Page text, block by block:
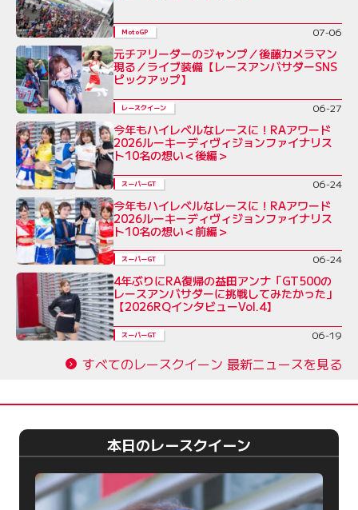
MotoGP 07-06
元チアリーダーのジャンプ／後藤カメラマン
現る／ライブ装備【レースアンバサダーSNS
ピックアップ】
レースクイーン 06-27
今年もハイレベルなレースに！RAアワード
2026ルーキーディヴィジョンファイナリス
ト10名の想い＜後編＞
スーパーGT 06-24
今年もハイレベルなレースに！RAアワード
2026ルーキーディヴィジョンファイナリス
ト10名の想い＜前編＞
スーパーGT 06-24
4年ぶりにRA復帰の益田アンナ「GT500の
レースアンバサダーに挑戦してみたかった」
【2026RQインタビューVol.4】
スーパーGT 06-19
すべてのレースクイーン 最新ニュースを見る
本日のレースクイーン